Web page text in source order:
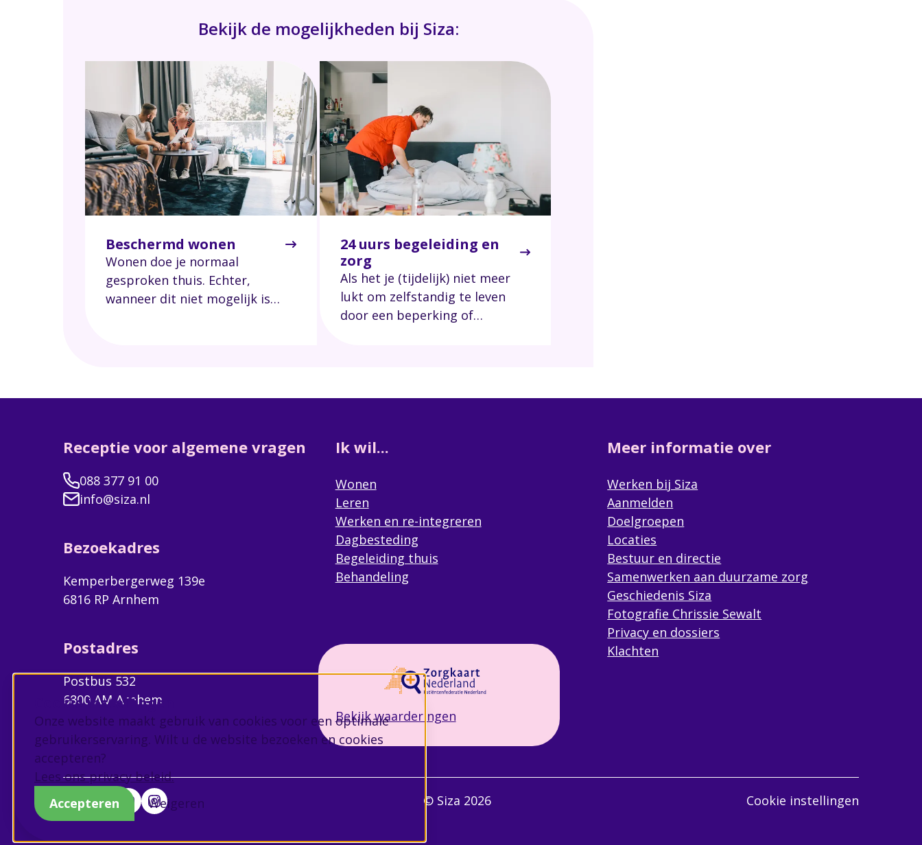
Cookie instellingen
Onze website maakt gebruik van cookies voor een optimale
gebruikerservaring. Wilt u de website bezoeken en cookies
accepteren?
Lees ons privacy beleid.
Accepteren
Weigeren
Bekijk de mogelijkheden bij Siza:
Beschermd wonen
Wonen doe je normaal
gesproken thuis. Echter,
wanneer dit niet mogelijk is
24 uurs begeleiding en
zorg
Als het je (tijdelijk) niet meer
lukt om zelfstandig te leven
door een beperking of
daarbij.
Receptie voor algemene vragen
088 377 91 00
info@siza.nl
Bezoekadres
Kemperbergerweg 139e
6816 RP Arnhem
Postadres
Postbus 532
6800 AM Arnhem
Ik wil...
Wonen
Leren
Werken en re-integreren
Dagbesteding
Begeleiding thuis
Behandeling
Meer informatie over
Werken bij Siza
Aanmelden
Doelgroepen
Locaties
Bestuur en directie
Samenwerken aan duurzame zorg
Geschiedenis Siza
Fotografie Chrissie Sewalt
Privacy en dossiers
Klachten
Bekijk waarderingen
© Siza 2026 Cookie instellingen